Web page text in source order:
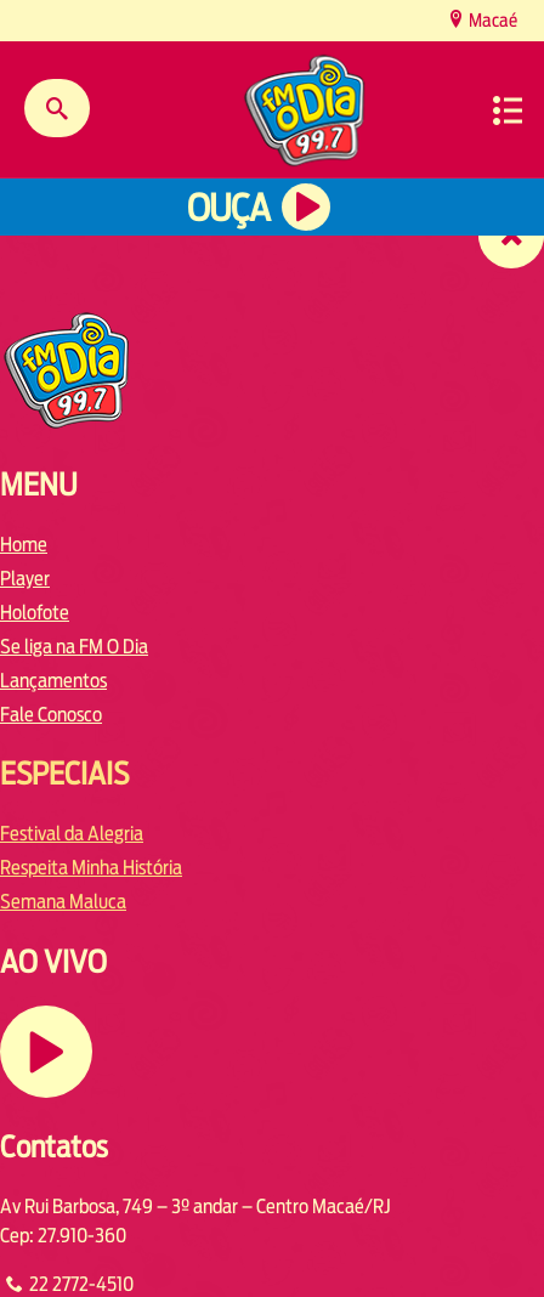
Macaé
OUÇA
MENU
Home
Player
Holofote
Se liga na FM O Dia
Lançamentos
Fale Conosco
ESPECIAIS
Festival da Alegria
Respeita Minha História
Semana Maluca
AO VIVO
Contatos
Av Rui Barbosa, 749 – 3º andar – Centro Macaé/RJ
Cep: 27.910-360
22 2772-4510